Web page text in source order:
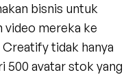
bisnis untuk
mereka ke
tidak hanya
500 avatar stok yang